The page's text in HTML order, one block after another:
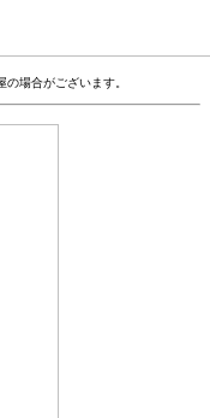
場合がございます。